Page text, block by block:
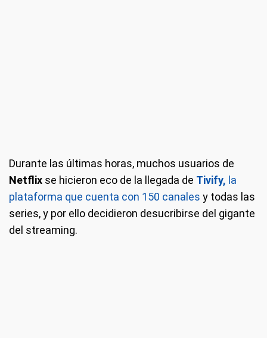
Durante las últimas horas, muchos usuarios de
Netflix se hicieron eco de la llegada de Tivify, la
plataforma que cuenta con 150 canales y todas las
series, y por ello decidieron desucribirse del gigante
del streaming.